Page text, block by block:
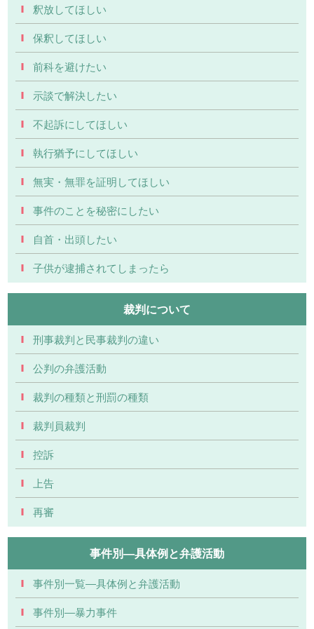
釈放してほしい
保釈してほしい
前科を避けたい
示談で解決したい
不起訴にしてほしい
執行猶予にしてほしい
無実・無罪を証明してほしい
事件のことを秘密にしたい
自首・出頭したい
子供が逮捕されてしまったら
裁判について
刑事裁判と民事裁判の違い
公判の弁護活動
裁判の種類と刑罰の種類
裁判員裁判
控訴
上告
再審
事件別―具体例と弁護活動
事件別一覧―具体例と弁護活動
事件別―暴力事件